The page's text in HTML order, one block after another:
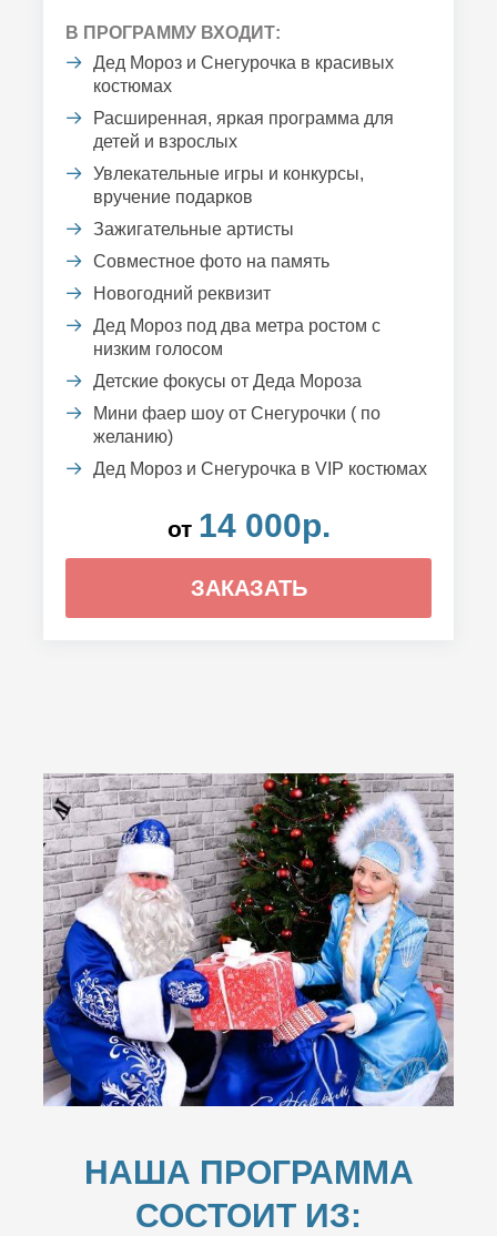
В ПРОГРАММУ ВХОДИТ:
Дед Мороз и Снегурочка в красивых
костюмах
Расширенная, яркая программа для
детей и взрослых
Увлекательные игры и конкурсы,
вручение подарков
Зажигательные артисты
Совместное фото на память
Новогодний реквизит
Дед Мороз под два метра ростом с
низким голосом
Детские фокусы от Деда Мороза
Мини фаер шоу от Снегурочки ( по
желанию)
Дед Мороз и Снегурочка в VIP костюмах
от 14 000р.
ЗАКАЗАТЬ
НАША ПРОГРАММА
СОСТОИТ ИЗ: